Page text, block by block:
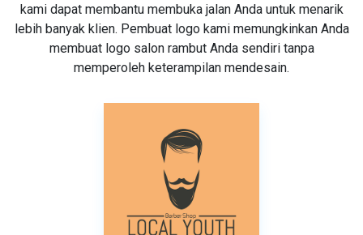
kami dapat membantu membuka jalan Anda untuk menarik
lebih banyak klien. Pembuat logo kami memungkinkan Anda
membuat logo salon rambut Anda sendiri tanpa
memperoleh keterampilan mendesain.